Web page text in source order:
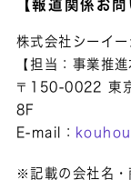
【報道関係お問
株式会社シーイー
【担当：事業推
〒150-0022 東
8F
E-mail：
※記載の会社名・